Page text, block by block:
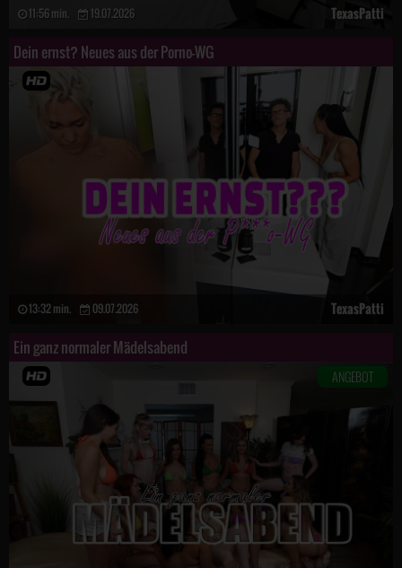
11:56 min. 19.07.2026 TexasPatti
Dein ernst? Neues aus der Porno-WG
13:32 min. 09.07.2026 TexasPatti
Ein ganz normaler Mädelsabend
ANGEBOT